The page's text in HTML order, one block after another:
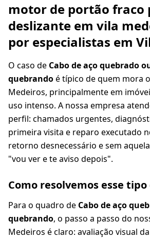
motor de portão fraco
deslizante em vila
por especialistas em
O caso de Cabo de aço quebrado
quebrandoé típico de quem mora
Medeiros, principalmente em
uso intenso. A nossa empresa
perfil: chamados urgentes,
primeira visita e reparo executado
retorno desnecessário e sem
"vou ver e te aviso depois".
Como resolvemos esse
Para o quadro de Cabo de aço
quebrando, o passo a passo do
Medeiros é claro: avaliação visual